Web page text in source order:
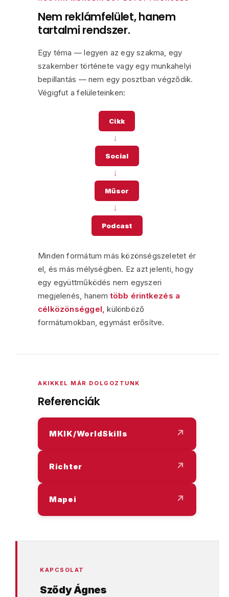
Nem reklámfelület, hanem
tartalmi rendszer.
Egy téma — legyen az egy szakma, egy
szakember története vagy egy munkahelyi
bepillantás — nem egy posztban végződik.
Végigfut a felületeinken:
Cikk
→
Social
→
Műsor
→
Podcast
Minden formátum más közönségszeletet ér
el, és más mélységben. Ez azt jelenti, hogy
egy együttműködés nem egyszeri
megjelenés, hanemtöbb érintkezés a
célközönséggel, különböző
formátumokban, egymást erősítve.
AKIKKEL MÁR DOLGOZTUNK
Referenciák
MKIK/WorldSkills ↗
Richter ↗
Mapei ↗
KAPCSOLAT
Sződy Ágnes